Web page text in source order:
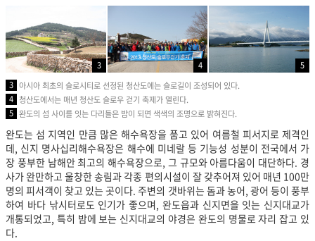
3 4
5
3 아시아 최초의 슬로시티로 선정된 청산도에는 슬로길이 조성되어 있다.
4 청산도에서는 매년 청산도 슬로우 걷기 축제가 열린다.
5 완도의 섬 사이를 잇는 다리들은 밤이 되면 색색의 조명으로 밝혀진다.
완도는 섬 지역인 만큼 많은 해수욕장을 품고 있어 여름철 피서지로 제격인
데, 신지 명사십리해수욕장은 해수에 미네랄 등 기능성 성분이 전국에서 가
장 풍부한 남해안 최고의 해수욕장으로, 그 규모와 아름다움이 대단하다. 경
사가 완만하고 울창한 송림과 각종 편의시설이 잘 갖추어져 있어 매년 100만
명의 피서객이 찾고 있는 곳이다. 주변의 갯바위는 돔과 농어, 광어 등이 풍부
하여 바다 낚시터로도 인기가 좋으며, 완도읍과 신지면을 잇는 신지대교가
개통되었고, 특히 밤에 보는 신지대교의 야경은 완도의 명물로 자리 잡고 있
다.